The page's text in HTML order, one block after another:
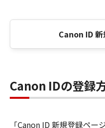
Canon ID
Canon IDの登録
「Canon ID 新規登録ペ